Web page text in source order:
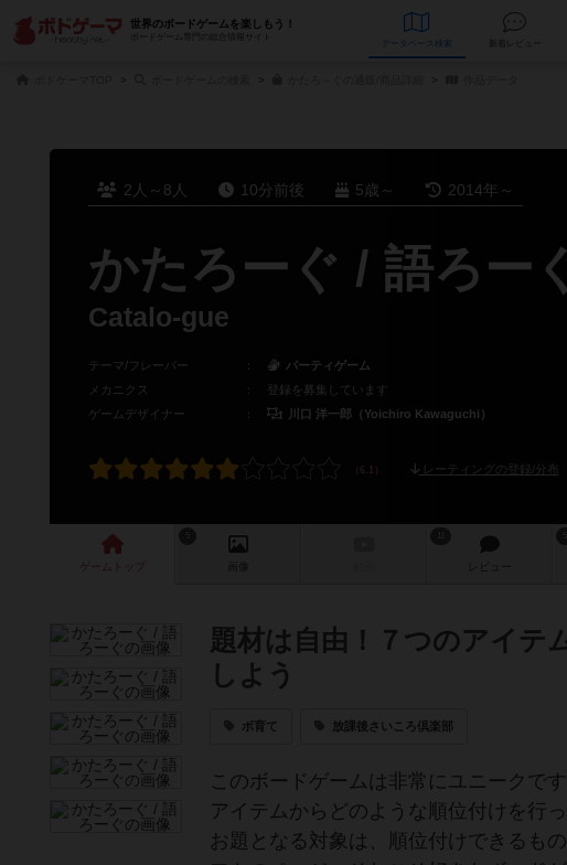
世界のボードゲームを楽しもう！
ボードゲーム専門の総合情報サイト
データベース
2人～8人 10分前後 5歳～ 2014年～
かたろーぐ / 語ろー
Catalo-gue
テーマ/フレーバー ：
パーティゲーム
メカニクス
：
登録を募集しています
ゲームデザイナー
： 川口 洋一郎（Yoichiro Kawaguchi）
レーティングの登録/分布
ゲーム 画像 レビュー
題材は自由！７つのアイテ
しよう
ボ育て 放課後さいころ倶楽部
このボードゲームは非常にユニークで
アイテムからどのような順位付けを行
お題となる対象は、順位付けできるも